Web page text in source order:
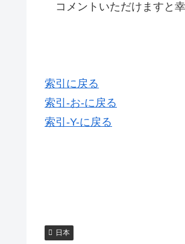
コメントいただけますと幸
索引に戻る
索引-お-に戻る
索引-Y-に戻る
日本